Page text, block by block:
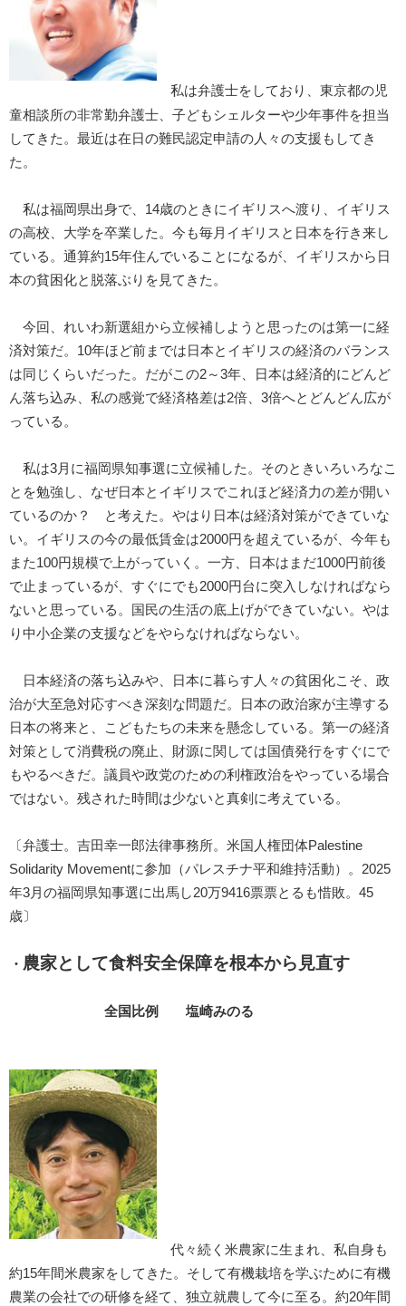
私は弁護士をしており、東京都の児
童相談所の非常勤弁護士、子どもシェルターや少年事件を担当
してきた。最近は在日の難民認定申請の人々の支援もしてき
た。
私は福岡県出身で、14歳のときにイギリスへ渡り、イギリス
の高校、大学を卒業した。今も毎月イギリスと日本を行き来し
ている。通算約15年住んでいることになるが、イギリスから日
本の貧困化と脱落ぶりを見てきた。
今回、れいわ新選組から立候補しようと思ったのは第一に経
済対策だ。10年ほど前までは日本とイギリスの経済のバランス
は同じくらいだった。だがこの2～3年、日本は経済的にどんど
ん落ち込み、私の感覚で経済格差は2倍、3倍へとどんどん広が
っている。
私は3月に福岡県知事選に立候補した。そのときいろいろなこ
とを勉強し、なぜ日本とイギリスでこれほど経済力の差が開い
ているのか？ と考えた。やはり日本は経済対策ができていな
い。イギリスの今の最低賃金は2000円を超えているが、今年も
また100円規模で上がっていく。一方、日本はまだ1000円前後
で止まっているが、すぐにでも2000円台に突入しなければなら
ないと思っている。国民の生活の底上げができていない。やは
り中小企業の支援などをやらなければならない。
日本経済の落ち込みや、日本に暮らす人々の貧困化こそ、政
治が大至急対応すべき深刻な問題だ。日本の政治家が主導する
日本の将来と、こどもたちの未来を懸念している。第一の経済
対策として消費税の廃止、財源に関しては国債発行をすぐにで
もやるべきだ。議員や政党のための利権政治をやっている場合
ではない。残された時間は少ないと真剣に考えている。
〔弁護士。吉田幸一郎法律事務所。米国人権団体Palestine
Solidarity Movementに参加（パレスチナ平和維持活動）。2025
年3月の福岡県知事選に出馬し20万9416票票とるも惜敗。45
歳〕
・ 農家として食料安全保障を根本から見直す
全国比例 塩崎みのる
代々続く米農家に生まれ、私自身も
約15年間米農家をしてきた。そして有機栽培を学ぶために有機
農業の会社での研修を経て、独立就農して今に至る。約20年間